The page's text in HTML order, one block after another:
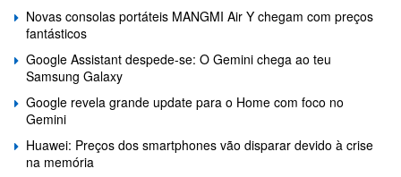
Novas consolas portáteis MANGMI Air Y chegam com preços
fantásticos
Google Assistant despede-se: O Gemini chega ao teu
Samsung Galaxy
Google revela grande update para o Home com foco no
Gemini
Huawei: Preços dos smartphones vão disparar devido à crise
na memória